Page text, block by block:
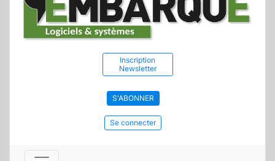
Inscription
Newsletter
S'ABONNER
Se connecter